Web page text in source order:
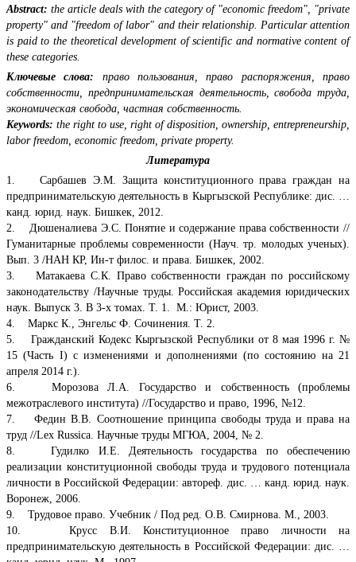
Abstract: the article deals with the category of "economic freedom", "private
property" and "freedom of labor" and their relationship. Particular attention
is paid to the theoretical development of scientific and normative content of
these categories.
Ключевые слова: право пользования, право распоряжения, право
собственности, предпринимательская деятельность, свобода труда,
экономическая свобода, частная собственность.
Keywords: the right to use, right of disposition, ownership, entrepreneurship,
labor freedom, economic freedom, private property.
Литература
1. Сарбашев Э.М. Защита конституционного права граждан на
предпринимательскую деятельность в Кыргызской Республике: дис. …
канд. юрид. наук. Бишкек, 2012.
2. Дюшеналиева Э.С. Понятие и содержание права собственности //
Гуманитарные проблемы современности (Науч. тр. молодых ученых).
Вып. 3 /НАН КР, Ин-т филос. и права. Бишкек, 2002.
3. Матакаева С.К. Право собственности граждан по российскому
законодательству /Научные труды. Российская академия юридических
наук. Выпуск 3. В 3-х томах. Т. 1. М.: Юрист, 2003.
4. Маркс К., Энгельс Ф. Сочинения. Т. 2.
5. Гражданский Кодекс Кыргызской Республики от 8 мая 1996 г. №
15 (Часть I) с изменениями и дополнениями (по состоянию на 21
апреля 2014 г.).
6. Морозова Л.А. Государство и собственность (проблемы
межотраслевого института) //Государство и право, 1996, №12.
7. Федин В.В. Соотношение принципа свободы труда и права на
труд //Lex Russica. Научные труды МГЮА, 2004, № 2.
8. Гудилко И.Е. Деятельность государства по обеспечению
реализации конституционной свободы труда и трудового потенциала
личности в Российской Федерации: автореф. дис. … канд. юрид. наук.
Воронеж, 2006.
9. Трудовое право. Учебник / Под ред. О.В. Смирнова. М., 2003.
10. Крусс В.И. Конституционное право личности на
предпринимательскую деятельность в Российской Федерации: дис. …